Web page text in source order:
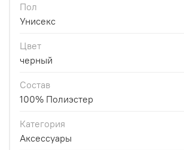
Пол
Унисекс
Цвет
черный
Состав
100% Полиэстер
Категория
Аксессуары